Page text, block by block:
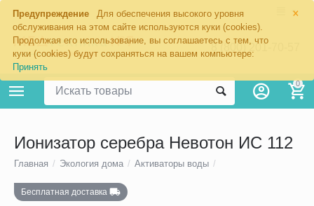
×
Предупреждение
Для обеспечения высокого уровня
обслуживания на этом сайте используются куки (cookies).
Продолжая его использование, вы соглашаетесь с тем, что
куки (cookies) будут сохраняться на вашем компьютере:
Принять
8 (800) 201-70-57
0
Ионизатор серебра Невотон ИС 112
Главная / Экология дома / Активаторы воды /
Бесплатная доставка